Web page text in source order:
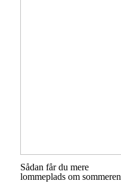
Sådan får du mere
lommeplads om sommeren